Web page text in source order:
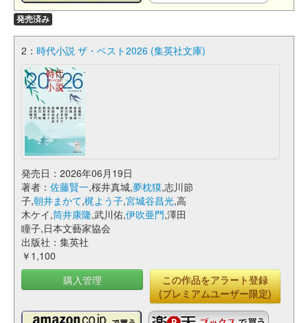
発売済み
2： 時代小説 ザ・ベスト2026 (集英社文庫)
発売日：2026年06月19日
著者： 佐藤賢一,桜井真城,夢枕獏,志川節
子,朝井まかて,梶よう子,宮城谷昌光,高
木ケイ,筒井康隆,武川佑,伊吹亜門,澤田
瞳子,日本文藝家協会
出版社：集英社
￥1,100
購入管理
この作品をアラート登録
(プレミアムユーザー限定)